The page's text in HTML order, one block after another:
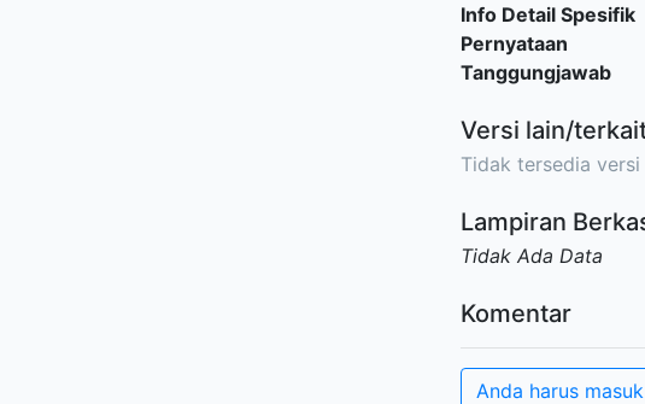
Info Detail Spesifik
Pernyataan
Tanggungjawab
Versi lain/
Tidak tersedia versi
Lampiran
Tidak Ada Data
Komentar
Anda harus